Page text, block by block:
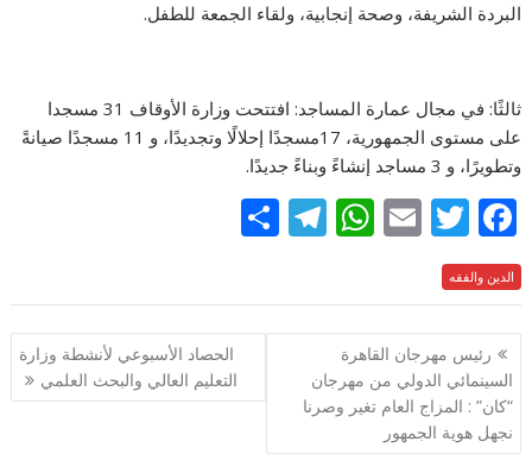
البردة الشريفة، وصحة إنجابية، ولقاء الجمعة للطفل.
ثالثًا: في مجال عمارة المساجد: افتتحت وزارة الأوقاف 31 مسجدا
على مستوى الجمهورية، 17مسجدًا إحلالًا وتجديدًا، و 11 مسجدًا صيانةً
وتطويرًا، و 3 مساجد إنشاءً وبناءً جديدًا.
F
ac
e
b
o
o
k
T
itt
er
E
ai
l
W
at
s
A
p
p
T
e
gr
m
ar
e
الدين والفقه
تصفّح
المقالات
رئيس مهرجان القاهرة
السينمائي الدولي من مهرجان
“كان” : المزاج العام تغير وصرنا
نجهل هوية الجمهور
الحصاد الأسبوعي لأنشطة وزارة
التعليم العالي والبحث العلمي